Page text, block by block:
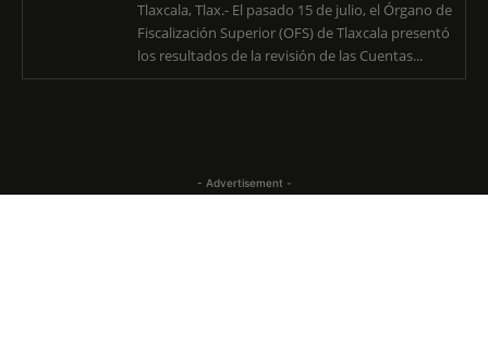
Tlaxcala, Tlax.- El pasado 15 de julio, el Órgano de
Fiscalización Superior (OFS) de Tlaxcala presentó
los resultados de la revisión de las Cuentas...
- Advertisement -